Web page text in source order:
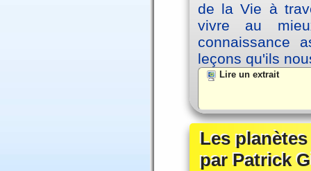
de la Vie à
vivre au
connaissance
leçons qu'ils
Lire un extrait
Les
par Patrick